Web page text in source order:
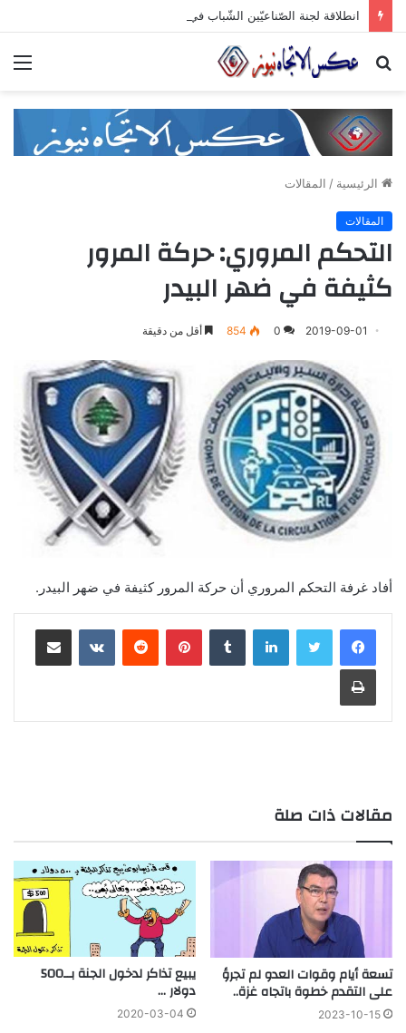
بحث
الرئيسية / المقالات
المقالات
التحكم المروري: حركة المرور
كثيفة في ضهر البيدر
2019-09-01
0
854 أقل من دقيقة
أفاد غرفة التحكم المروري أن حركة المرور كثيفة في ضهر البيدر.
لينكدإن بينتيريست
مقالات ذات صلة
تسعة أيام وقوات العدو لم تجرؤ
على التقدم خطوة باتجاه غزة..
2023-10-15
يبيع تذاكر لدخول الجنة بــ500
دولار …
2020-03-04